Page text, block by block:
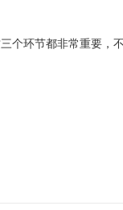
个环节都非常重要，